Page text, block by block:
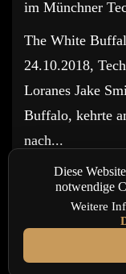
im Münchner
The White
24.10.2018,
Loranes Jake
Buffalo, kehrte
nach...
READ MORE
Diese
notwendige
Weitere